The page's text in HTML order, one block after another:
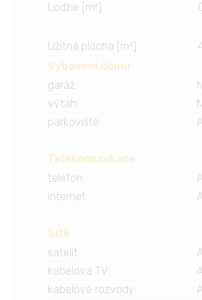
Lodžie [m²]
Užitná plocha [m²]
Vybavení domu
garáž:
výtah:
parkoviště:
Telekomunikace
telefon:
internet:
Sítě
satelit:
kabelová TV:
kabelové rozvody: